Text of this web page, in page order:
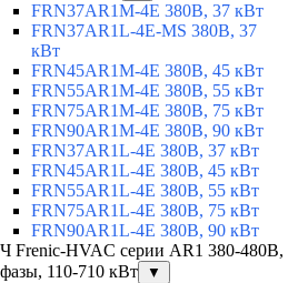
FRN37AR1M-4E 380В, 37 кВт
FRN37AR1L-4E-MS 380В, 37
кВт
FRN45AR1M-4E 380В, 45 кВт
FRN55AR1M-4E 380В, 55 кВт
FRN75AR1M-4E 380В, 75 кВт
FRN90AR1M-4E 380В, 90 кВт
FRN37AR1L-4E 380В, 37 кВт
FRN45AR1L-4E 380В, 45 кВт
FRN55AR1L-4E 380В, 55 кВт
FRN75AR1L-4E 380В, 75 кВт
FRN90AR1L-4E 380В, 90 кВт
Frenic-HVAC серии AR1 380-480В,
110-710 кВт
▼